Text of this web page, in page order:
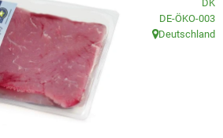
DK
, Kontrollstelle:
DE-ÖKO-003
, Herkunft:
Deutschland